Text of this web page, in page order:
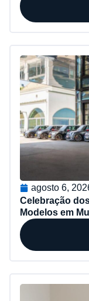
agosto 6,
Celebração
Modelos em